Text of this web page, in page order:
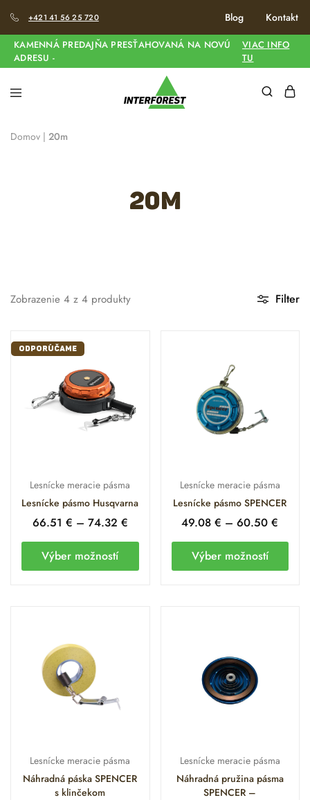
+421 41 56 25 720 Blog Kontakt
KAMENNÁ PREDAJŇA PRESŤAHOVANÁ NA NOVÚ
ADRESU -
VIAC INFO
TU
Domov | 20m
20m
Filter
Zobrazenie 4 z 4 produkty
ODPORÚČAME
Lesnícke meracie pásma
Lesnícke pásmo Husqvarna
66.51 € – 74.32 €
Výber možností
Lesnícke meracie pásma
Lesnícke pásmo SPENCER
49.08€ – 60.50€
Výber možností
Lesnícke meracie pásma
Náhradná páska SPENCER
s klinčekom
Lesnícke meracie pásma
Náhradná pružina pásma
SPENCER –